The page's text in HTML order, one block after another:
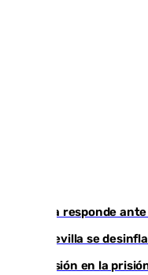
Italia responde
El Sevilla se
Tensión en la